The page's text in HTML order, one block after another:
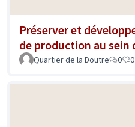
Préserver et
de production au sein
Quartier de la Doutre 0 0